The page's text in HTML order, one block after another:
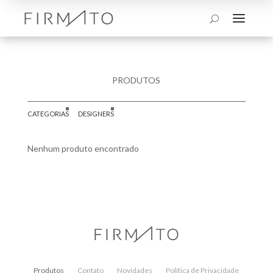
U a
PRODUTOS
CATEGORIAS DESIGNERS
Nenhum produto encontrado
Produtos Contato Novidades
Política de Privacidade